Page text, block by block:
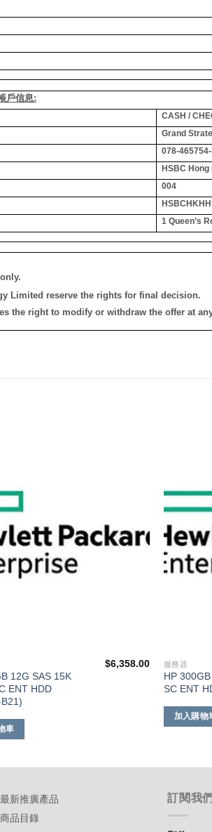
戶信息:
CASH /
Grand
078-
HSBC Hong
004
HSBCHKHH
1 Queen’s
Limited reserve the rights for final decision.
the right to modify or withdraw the offer at
12G SAS 15K
ENT HDD
$6,358.00
車
服務器
HP
SC ENT
加入購物
新推廣產品
品目錄
訂閱我